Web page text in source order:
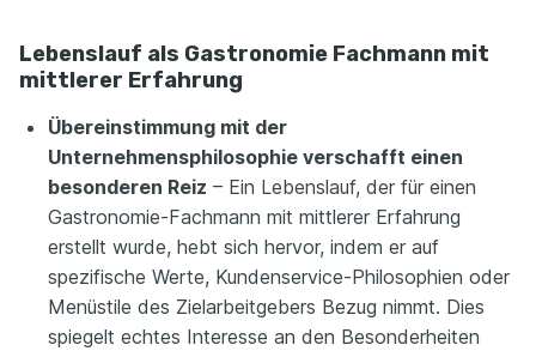
Lebenslauf als Gastronomie Fachmann mit
mittlerer Erfahrung
Übereinstimmung mit der
Unternehmensphilosophie verschafft einen
besonderen Reiz – Ein Lebenslauf, der für einen
Gastronomie-Fachmann mit mittlerer Erfahrung
erstellt wurde, hebt sich hervor, indem er auf
spezifische Werte, Kundenservice-Philosophien oder
Menüstile des Zielarbeitgebers Bezug nimmt. Dies
spiegelt echtes Interesse an den Besonderheiten